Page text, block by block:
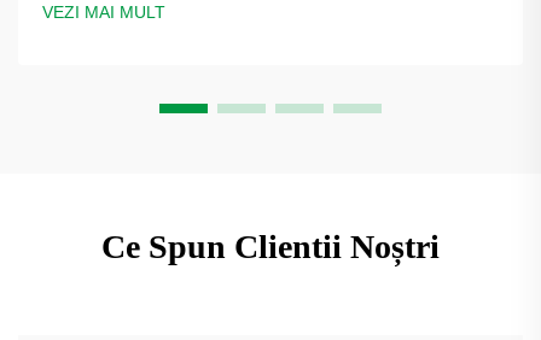
solicitați o evaluare a soluției.
VEZI MAI MULT
Ce Spun Clientii Noștri